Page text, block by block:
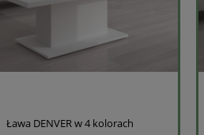
Ława DENVER w 4 kolorach